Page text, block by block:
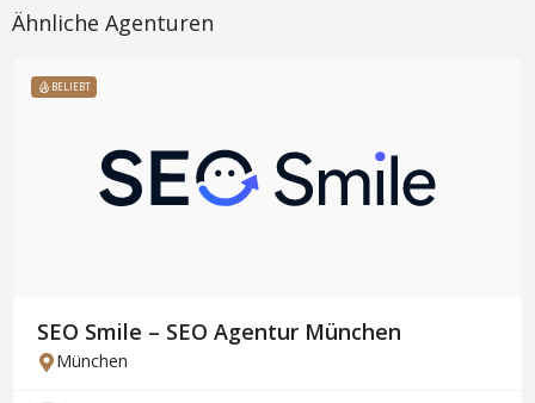
Ähnliche Agenturen
BELIEBT
SEO Smile – SEO Agentur München
München